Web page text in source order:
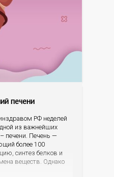
печени
РФ неделей
из важнейших
печени. Печень —
более 100
синтез белков и
веществ. Однако